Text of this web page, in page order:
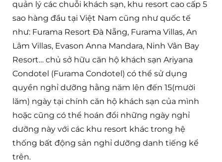
quản lý các chuỗi khách sạn, khu resort cao cấp 5
sao hàng đầu tại Việt Nam cũng như quốc tế
như: Furama Resort Đà Nẵng, Furama Villas, An
Lâm Villas, Evason Anna Mandara, Ninh Vân Bay
Resort… chủ sở hữu căn hộ khách sạn Ariyana
Condotel (Furama Condotel) có thể sử dụng
quyền nghỉ dưỡng hằng năm lên đến 15(mười
lăm) ngày tại chính căn hộ khách sạn của mình
hoặc cũng có thể hoán đổi những ngày nghỉ
dưỡng này với các khu resort khác trong hệ
thống bất động sản nghỉ dưỡng danh tiếng kể
trên.